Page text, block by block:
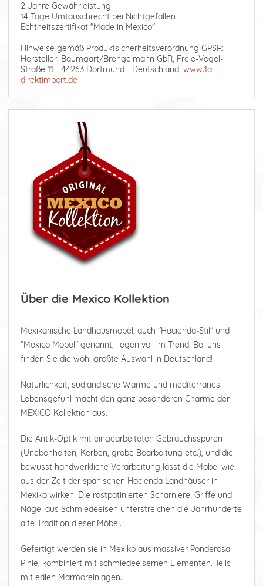
2 Jahre Gewährleistung
14 Tage Umtauschrecht bei Nichtgefallen
Echtheitszertifikat "Made in Mexico"
Hinweise gemäß Produktsicherheitsverordnung GPSR:
Hersteller: Baumgart/Brengelmann GbR, Freie-Vogel-
Straße 11 - 44263 Dortmund - Deutschland, www.1a-
direktimport.de
Über die Mexico Kollektion
Mexikanische Landhausmöbel, auch "Hacienda-Stil" und
"Mexico Möbel" genannt, liegen voll im Trend. Bei uns
finden Sie die wohl größte Auswahl in Deutschland!
Natürlichkeit, südländische Wärme und mediterranes
Lebensgefühl macht den ganz besonderen Charme der
MEXICO Kollektion aus.
Die Antik-Optik mit eingearbeiteten Gebrauchsspuren
(Unebenheiten, Kerben, grobe Bearbeitung etc.), und die
bewusst handwerkliche Verarbeitung lässt die Möbel wie
aus der Zeit der spanischen Hacienda Landhäuser in
Mexiko wirken. Die rostpatinierten Scharniere, Griffe und
Nägel aus Schmiedeeisen unterstreichen die Jahrhunderte
alte Tradition dieser Möbel.
Gefertigt werden sie in Mexiko aus massiver Ponderosa
Pinie, kombiniert mit schmiedeeisernen Elementen. Teils
mit edlen Marmoreinlagen.